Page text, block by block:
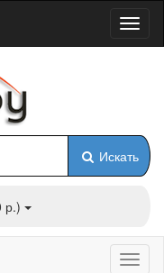
Искать
р.)